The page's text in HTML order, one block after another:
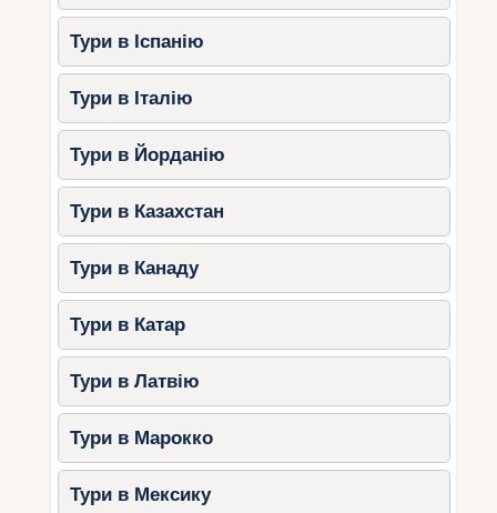
Тури в Іспанію
Тури в Італію
Тури в Йорданію
Тури в Казахстан
Тури в Канаду
Тури в Катар
Тури в Латвію
Тури в Марокко
Тури в Мексику